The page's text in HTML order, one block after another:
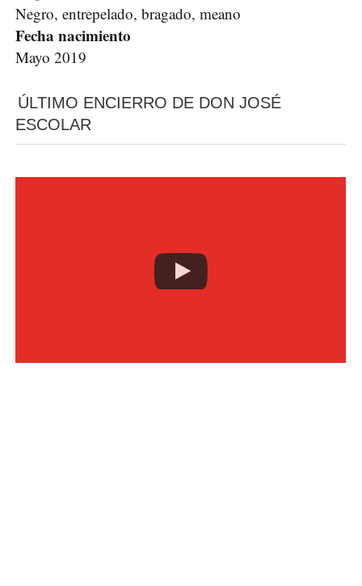
Negro, entrepelado, bragado, meano
Fecha nacimiento
Mayo 2019
ÚLTIMO ENCIERRO DE DON JOSÉ
ESCOLAR